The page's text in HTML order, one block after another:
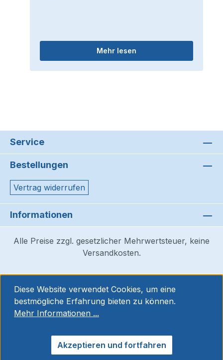
Mehr lesen
Service
Bestellungen
Vertrag widerrufen
Informationen
Alle Preise zzgl. gesetzlicher Mehrwertsteuer, keine
Versandkosten.
Diese Website verwendet Cookies, um eine
bestmögliche Erfahrung bieten zu können.
Mehr Informationen ...
Akzeptieren und fortfahren